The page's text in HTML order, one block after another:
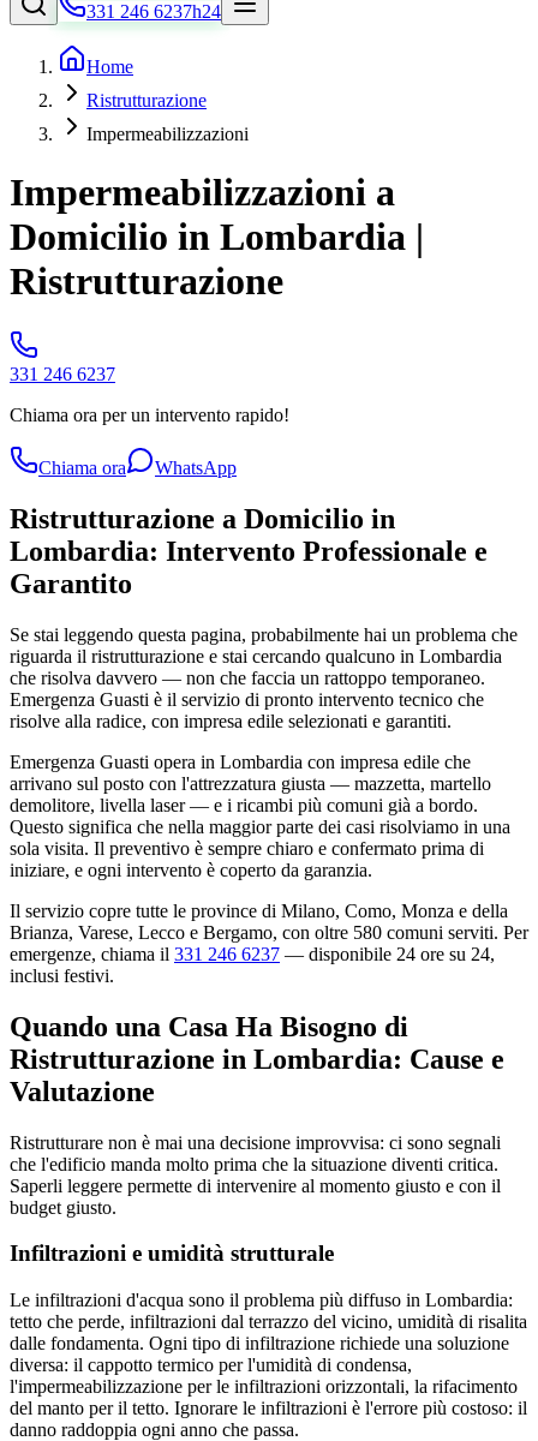
331 246 6237h24
Home
Ristrutturazione
Impermeabilizzazioni
Impermeabilizzazioni a
Domicilio in Lombardia |
Ristrutturazione
331 246 6237
Chiama ora per un intervento rapido!
Chiama ora WhatsApp
Ristrutturazione a Domicilio in
Lombardia: Intervento Professionale e
Garantito
Se stai leggendo questa pagina, probabilmente hai un problema che
riguarda il ristrutturazione e stai cercando qualcuno in Lombardia
che risolva davvero — non che faccia un rattoppo temporaneo.
Emergenza Guasti è il servizio di pronto intervento tecnico che
risolve alla radice, con impresa edile selezionati e garantiti.
Emergenza Guasti opera in Lombardia con impresa edile che
arrivano sul posto con l'attrezzatura giusta — mazzetta, martello
demolitore, livella laser — e i ricambi più comuni già a bordo.
Questo significa che nella maggior parte dei casi risolviamo in una
sola visita. Il preventivo è sempre chiaro e confermato prima di
iniziare, e ogni intervento è coperto da garanzia.
Il servizio copre tutte le province di Milano, Como, Monza e della
Brianza, Varese, Lecco e Bergamo, con oltre 580 comuni serviti. Per
emergenze, chiama il 331 246 6237 — disponibile 24 ore su 24,
inclusi festivi.
Quando una Casa Ha Bisogno di
Ristrutturazione in Lombardia: Cause e
Valutazione
Ristrutturare non è mai una decisione improvvisa: ci sono segnali
che l'edificio manda molto prima che la situazione diventi critica.
Saperli leggere permette di intervenire al momento giusto e con il
budget giusto.
Infiltrazioni e umidità strutturale
Le infiltrazioni d'acqua sono il problema più diffuso in Lombardia:
tetto che perde, infiltrazioni dal terrazzo del vicino, umidità di risalita
dalle fondamenta. Ogni tipo di infiltrazione richiede una soluzione
diversa: il cappotto termico per l'umidità di condensa,
l'impermeabilizzazione per le infiltrazioni orizzontali, la rifacimento
del manto per il tetto. Ignorare le infiltrazioni è l'errore più costoso: il
danno raddoppia ogni anno che passa.